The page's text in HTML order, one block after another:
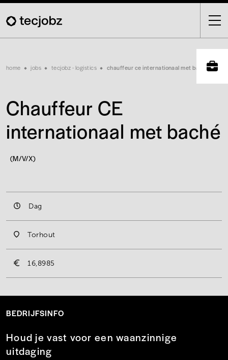
Skip
main
Breadcrumb
home jobs tecjobz - logistics chauffeur ce internationaal met baché
Chauffeur CE
internationaal met baché
(M/V/X)
Dag
Torhout
16,8985
BEDRIJFSINFO
Houd je vast voor een waanzinnige
uitdaging